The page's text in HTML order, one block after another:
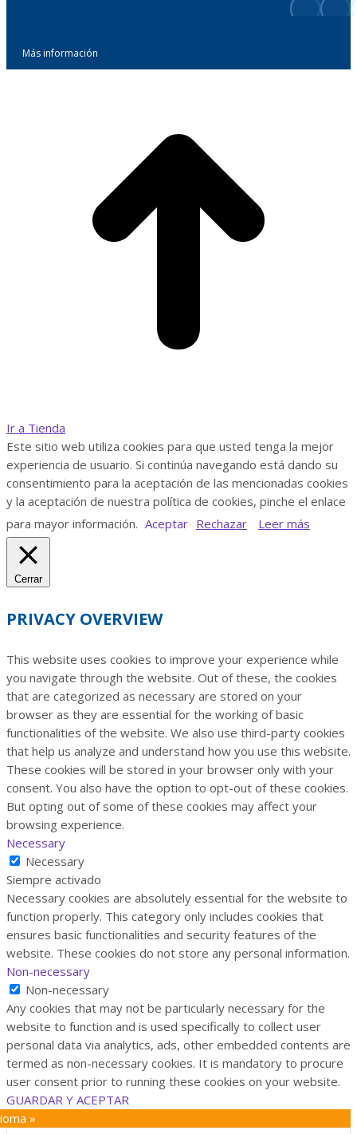
Más información
Ir a Tienda
Este sitio web utiliza cookies para que usted tenga la mejor
experiencia de usuario. Si continúa navegando está dando su
consentimiento para la aceptación de las mencionadas cookies
y la aceptación de nuestra política de cookies, pinche el enlace
para mayor información. Aceptar Rechazar Leer más
Cerrar
PRIVACY OVERVIEW
This website uses cookies to improve your experience while
you navigate through the website. Out of these, the cookies
that are categorized as necessary are stored on your
browser as they are essential for the working of basic
functionalities of the website. We also use third-party cookies
that help us analyze and understand how you use this website.
These cookies will be stored in your browser only with your
consent. You also have the option to opt-out of these cookies.
But opting out of some of these cookies may affect your
browsing experience.
Necessary
Necessary
Siempre activado
Necessary cookies are absolutely essential for the website to
function properly. This category only includes cookies that
ensures basic functionalities and security features of the
website. These cookies do not store any personal information.
Non-necessary
Non-necessary
Any cookies that may not be particularly necessary for the
website to function and is used specifically to collect user
personal data via analytics, ads, other embedded contents are
termed as non-necessary cookies. It is mandatory to procure
user consent prior to running these cookies on your website.
GUARDAR Y ACEPTAR
»